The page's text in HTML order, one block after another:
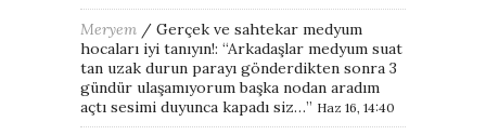
Meryem / Gerçek ve sahtekar medyum
hocaları iyi tanıyın!: “Arkadaşlar medyum suat
tan uzak durun parayı gönderdikten sonra 3
gündür ulaşamıyorum başka nodan aradım
açtı sesimi duyunca kapadı siz…” Haz 16, 14:40